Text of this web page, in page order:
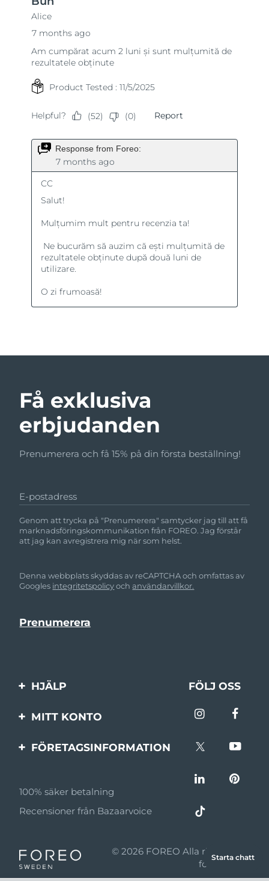
Få exklusiva
erbjudanden
Prenumerera och få 15% på din första beställning!
E-postadress
Genom att trycka på "Prenumerera" samtycker jag till att få
marknadsföringskommunikation från FOREO. Jag förstår
att jag kan avregistrera mig när som helst.
Denna webbplats skyddas av reCAPTCHA och omfattas av
Googles integritetspolicyochanvändarvillkor.
HJÄLP
Kontakta oss
FÖLJ OSS
MITT KONTO
Produktregistrering
FÖRETAGSINFORMATION
Affiliateprogram
Affiliate-nyheter
Återförsäljare
100% säker betalning
Recensioner från Bazaarvoice
© 2026 FOREO Alla rättigheter
förbehållna
Starta chatt